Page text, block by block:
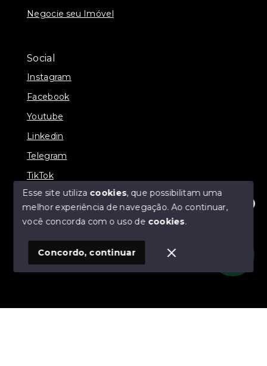
Olá! Estamos disponíveis para te ajudar.
Negocie seu Imóvel
Social
Instagram
Facebook
Youtube
Linkedin
Telegram
TikTok
© Copyright 2026 - Prates Riviera Imóveis - Todos os
SITE PARA IMOBILIARIA
Esse site utiliza cookies, que possibilitam uma
melhor experiência de navegação.Ao continuar,
você concorda com o uso de cookies.
Concordo, continuar